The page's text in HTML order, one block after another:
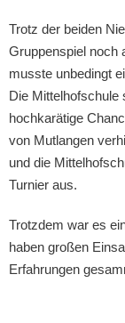
Trotz der beiden
Gruppenspiel noch
musste unbedingt
Die Mittelhofschule
hochkarätige
von Mutlangen
und die
Turnier aus.
Trotzdem war es
haben großen
Erfahrungen